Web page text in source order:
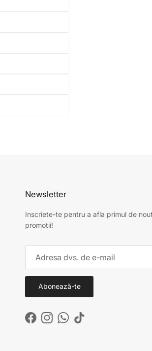
Newsletter
Inscriete-te pentru a afla primul de
promotii!
Abonează-te
FacebookInstagram
WhatsApp
TikTok